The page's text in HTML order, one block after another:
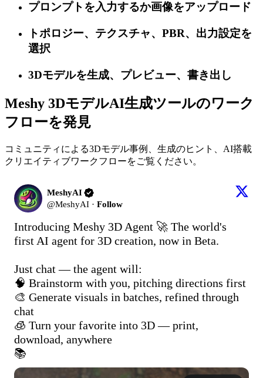
プロンプトを入力するか画像をアップロード
トポロジー、テクスチャ、PBR、出力設定を
選択
3Dモデルを生成、プレビュー、書き出し
Meshy 3DモデルAI生成ツールのワーク
フローを発見
コミュニティによる3Dモデル事例、生成のヒント、AI搭載
クリエイティブワークフローをご覧ください。
MeshyAI
@MeshyAI · Follow
Introducing Meshy 3D Agent 🚀 The world's
first AI agent for 3D creation, now in Beta.
Just chat — the agent will:
🧠 Brainstorm with you, pitching directions first
🎨 Generate visuals in batches, refined through
chat
🧊 Turn your favorite into 3D — print,
download, anywhere
📚